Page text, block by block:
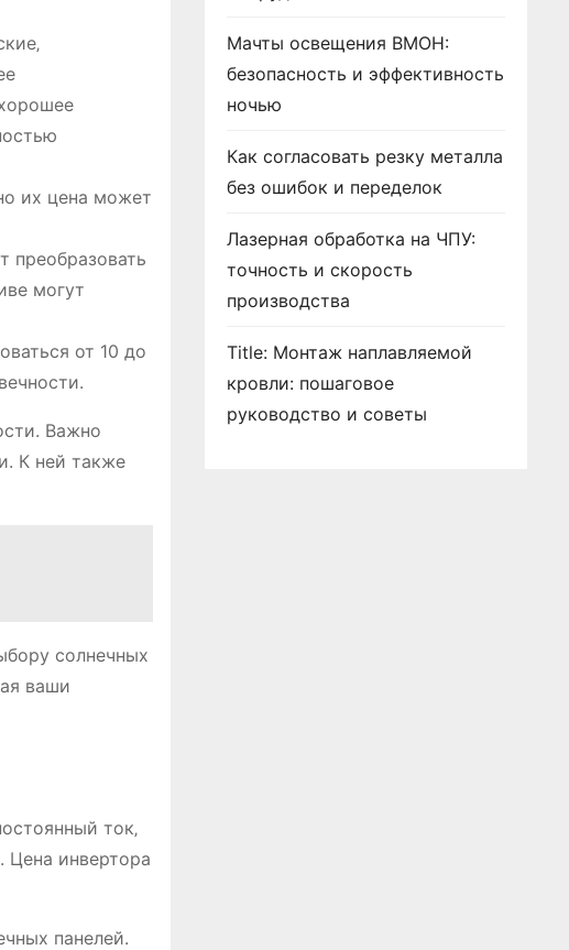
их цена может
преобразовать
могут
от 10 до
Важно
К ней также
солнечных
ваши
ток‚
Цена инвертора
панелей.
Мачты освещения ВМОН:
безопасность и эффективность
ночью
Как согласовать резку металла
без ошибок и переделок
Лазерная обработка на ЧПУ:
точность и скорость
производства
Title: Монтаж наплавляемой
кровли: пошаговое
руководство и советы